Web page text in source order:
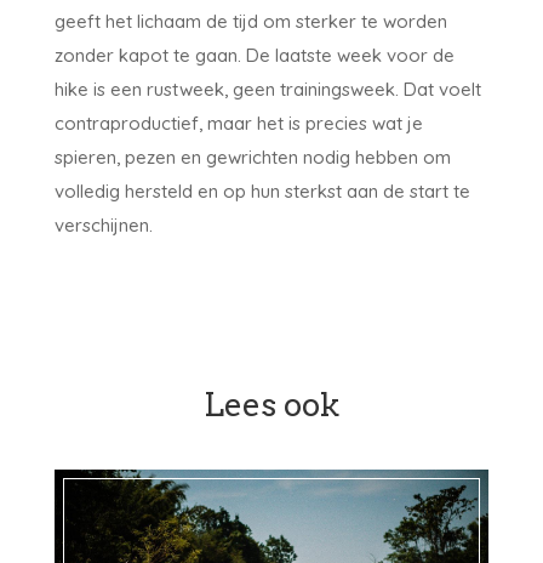
geeft het lichaam de tijd om sterker te worden
zonder kapot te gaan. De laatste week voor de
hike is een rustweek, geen trainingsweek. Dat voelt
contraproductief, maar het is precies wat je
spieren, pezen en gewrichten nodig hebben om
volledig hersteld en op hun sterkst aan de start te
verschijnen.
Lees ook